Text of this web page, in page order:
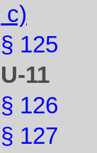
c)
§ 125
U-11
§ 126
§ 127